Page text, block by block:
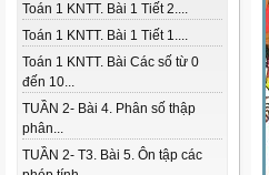
Toán 1 KNTT. Bài 1 Tiết 2....
Toán 1 KNTT. Bài 1 Tiết 1....
Toán 1 KNTT. Bài Các số từ 0
đến 10...
TUẦN 2- Bài 4. Phân số thập
phân...
TUẦN 2- T3. Bài 5. Ôn tập các